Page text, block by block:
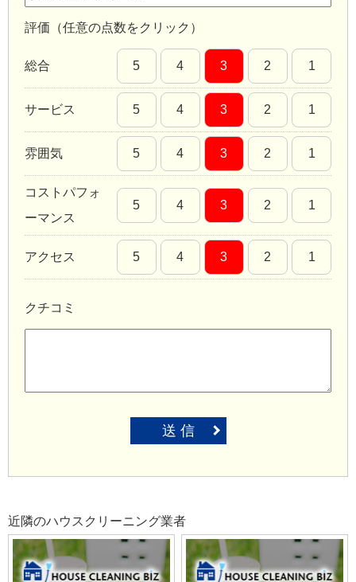
評価（任意の点数をクリック）
総合 5 4 3 2 1
サービス 5 4 3 2 1
雰囲気 5 4 3 2 1
コストパフォ
ーマンス
5 4 3 2 1
アクセス 5 4 3 2 1
クチコミ
送 信
近隣のハウスクリーニング業者